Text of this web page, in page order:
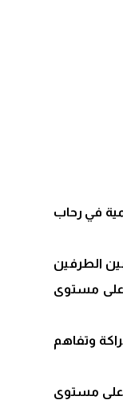
في رحاب
الطرفين
على مستوى
وتفاهم
على مستوى